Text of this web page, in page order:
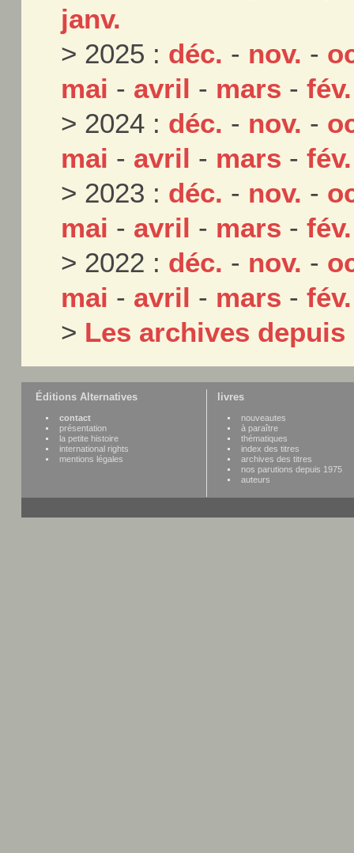
janv.
> 2025 : déc. - nov. -
mai - avril - mars -fév.
> 2024 : déc. - nov. -
mai - avril - mars -fév.
> 2023 : déc. - nov. -
mai - avril - mars -fév.
> 2022 : déc. - nov. -
mai - avril - mars -fév.
> Les archives depuis
Éditions Alternatives
contact
présentation
la petite histoire
international rights
mentions légales
livres
nouveautes
à paraître
thématiques
index des titres
archives des titres
nos parutions depuis 1975
auteurs